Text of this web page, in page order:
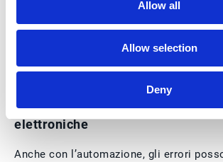
Allow all
Allow selection
Deny
Errori da evitare nella gestione
elettroniche
Anche con l’automazione, gli errori